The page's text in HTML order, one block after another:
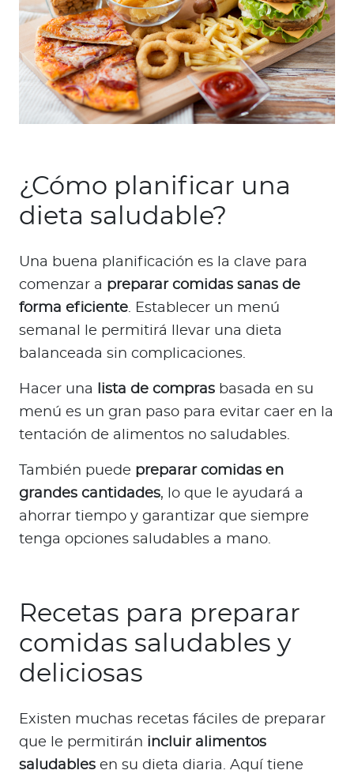
¿Cómo planificar una
dieta saludable?
Una buena planificación es la clave para
comenzar a preparar comidas sanas de
forma eficiente. Establecer un menú
semanal le permitirá llevar una dieta
balanceada sin complicaciones.
Hacer una lista de compras basada en su
menú es un gran paso para evitar caer en la
tentación de alimentos no saludables.
También puede preparar comidas en
grandes cantidades, lo que le ayudará a
ahorrar tiempo y garantizar que siempre
tenga opciones saludables a mano.
Recetas para preparar
comidas saludables y
deliciosas
Existen muchas recetas fáciles de preparar
que le permitirán incluir alimentos
saludables en su dieta diaria. Aquí tiene